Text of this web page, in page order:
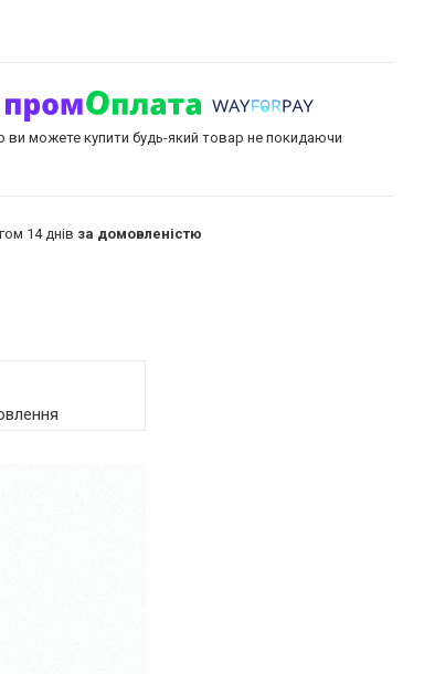
ви можете купити будь-який товар не покидаючи
14 днів за домовленістю